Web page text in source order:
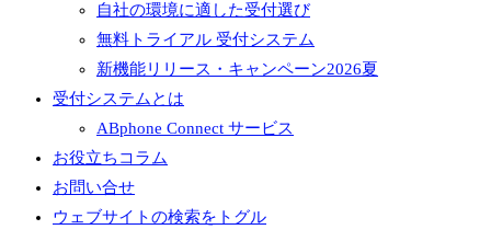
自社の環境に適した受付選び
無料トライアル 受付システム
新機能リリース・キャンペーン2026夏
受付システムとは
ABphone Connect サービス
お役立ちコラム
お問い合せ
ウェブサイトの検索をトグル